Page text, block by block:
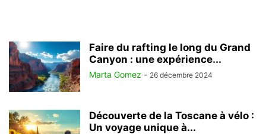
Faire du rafting le long du Grand
Canyon : une expérience...
Marta Gomez - 26 décembre 2024
Découverte de la Toscane à vélo :
Un voyage unique à...